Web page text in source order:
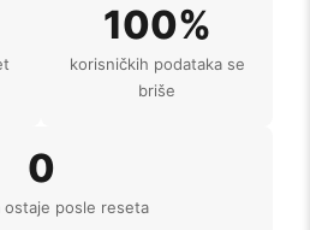
100%
korisničkih podataka se
briše
0
ostaje posle reseta